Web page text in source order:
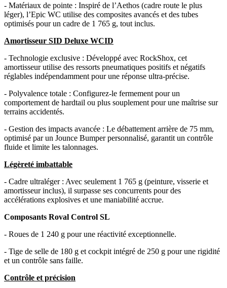
- Matériaux de pointe : Inspiré de l’Aethos (cadre route le plus
léger), l’Epic WC utilise des composites avancés et des tubes
optimisés pour un cadre de 1 765 g, tout inclus.
Amortisseur SID Deluxe WCID
- Technologie exclusive : Développé avec RockShox, cet
amortisseur utilise des ressorts pneumatiques positifs et négatifs
réglables indépendamment pour une réponse ultra-précise.
- Polyvalence totale : Configurez-le fermement pour un
comportement de hardtail ou plus souplement pour une maîtrise sur
terrains accidentés.
- Gestion des impacts avancée : Le débattement arrière de 75 mm,
optimisé par un Jounce Bumper personnalisé, garantit un contrôle
fluide et limite les talonnages.
Légèreté imbattable
- Cadre ultraléger : Avec seulement 1 765 g (peinture, visserie et
amortisseur inclus), il surpasse ses concurrents pour des
accélérations explosives et une maniabilité accrue.
Composants Roval Control SL
- Roues de 1 240 g pour une réactivité exceptionnelle.
- Tige de selle de 180 g et cockpit intégré de 250 g pour une rigidité
et un contrôle sans faille.
Contrôle et précision